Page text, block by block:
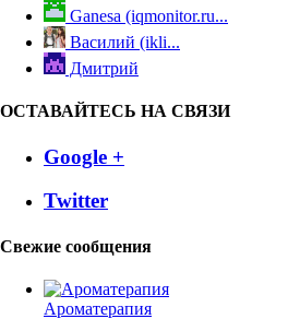
Ganesa (iqmonitor.ru...
Василий (ikli...
Дмитрий
ОСТАВАЙТЕСЬ НА СВЯЗИ
Google +
Twitter
Свежие сообщения
Ароматерапия